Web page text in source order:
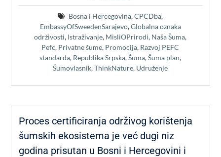
Bosna i Hercegovina,CPCDba,
EmbassyOfSweedenSarajevo,Globalna oznaka
održivosti, Istraživanje, MisliOPrirodi, Naša Šuma,
Pefc, Privatne šume, Promocija, Razvoj PEFC
standarda, Republika Srpska,Šuma,Šuma plan,
Šumovlasnik,ThinkNature, Udruženje
Proces certificiranja održivog korištenja
šumskih ekosistema je već dugi niz
godina prisutan u Bosni i Hercegovini i